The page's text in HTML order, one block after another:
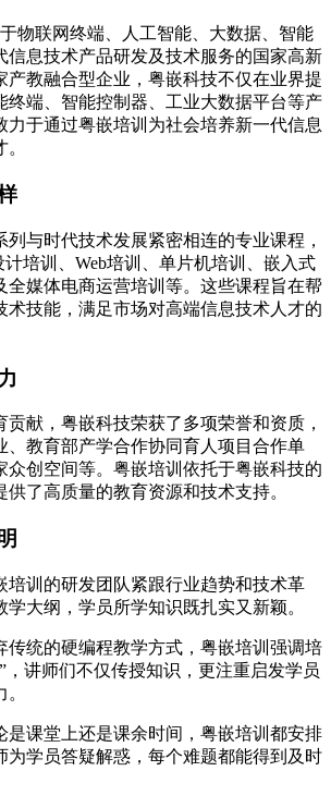
物联网终端、人工智能、大数据、智能
信息技术产品研发及技术服务的国家高新
产教融合型企业，粤嵌科技不仅在业界提
终端、智能控制器、工业大数据平台等产
力于通过粤嵌培训为社会培养新一代信息
与时代技术发展紧密相连的专业课程，
计培训、Web培训、单片机培训、嵌入式
全媒体电商运营培训等。这些课程旨在帮
术技能，满足市场对高端信息技术人才的
献，粤嵌科技荣获了多项荣誉和资质，
、教育部产学合作协同育人项目合作单
众创空间等。粤嵌培训依托于粤嵌科技的
了高质量的教育资源和技术支持。
培训的研发团队紧跟行业趋势和技术革
大纲，学员所学知识既扎实又新颖。
传统的硬编程教学方式，粤嵌培训强调培
，讲师们不仅传授知识，更注重启发学员
是课堂上还是课余时间，粤嵌培训都安排
为学员答疑解惑，每个难题都能得到及时